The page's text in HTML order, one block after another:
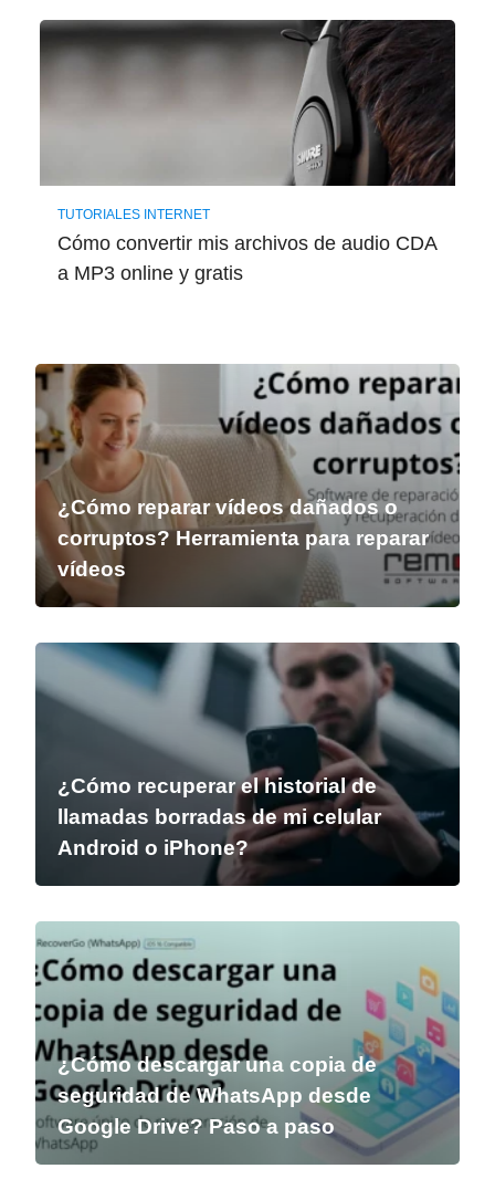
TUTORIALES INTERNET
Cómo convertir mis archivos de audio CDA
a MP3 online y gratis
¿Cómo reparar vídeos dañados o
corruptos? Herramienta para reparar
vídeos
¿Cómo recuperar el historial de
llamadas borradas de mi celular
Android o iPhone?
¿Cómo descargar una copia de
seguridad de WhatsApp desde
Google Drive? Paso a paso